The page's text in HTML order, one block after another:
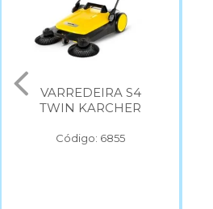
VARREDEIRA S4
TWIN KARCHER
Código: 6855